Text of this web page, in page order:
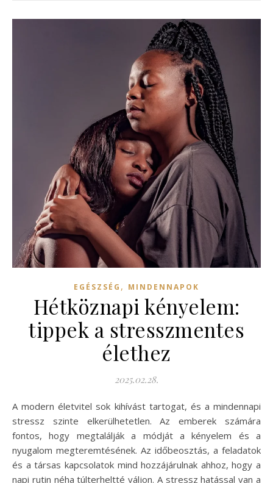
EGÉSZSÉG , MINDENNAPOK
Hétköznapi kényelem:
tippek a stresszmentes
élethez
2025.02.28.
A modern életvitel sok kihívást tartogat, és a mindennapi
stressz szinte elkerülhetetlen. Az emberek számára
fontos, hogy megtalálják a módját a kényelem és a
nyugalom megteremtésének. Az időbeosztás, a feladatok
és a társas kapcsolatok mind hozzájárulnak ahhoz, hogy a
napi rutin néha túlterheltté váljon. A stressz hatással van a